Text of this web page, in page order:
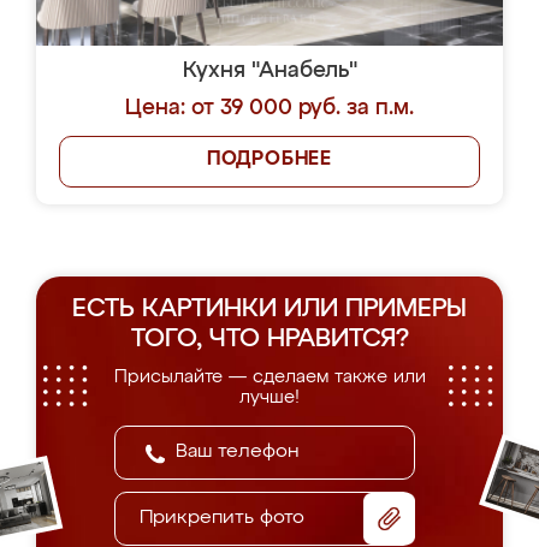
Кухня "Анабель"
Цена: от 39 000 руб. за п.м.
ПОДРОБНЕЕ
ЕСТЬ КАРТИНКИ ИЛИ ПРИМЕРЫ
ТОГО, ЧТО НРАВИТСЯ?
Присылайте — сделаем также или
лучше!
Прикрепить фото